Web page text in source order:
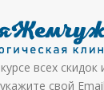
всех скидок
свой